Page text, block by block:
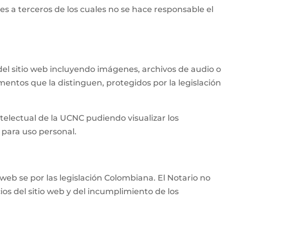
a terceros de los cuales no se hace responsable el
sitio web incluyendo imágenes, archivos de audio o
que la distinguen, protegidos por la legislación
de la UCNC pudiendo visualizar los
uso personal.
se por las legislación Colombiana. El Notario no
del sitio web y del incumplimiento de los